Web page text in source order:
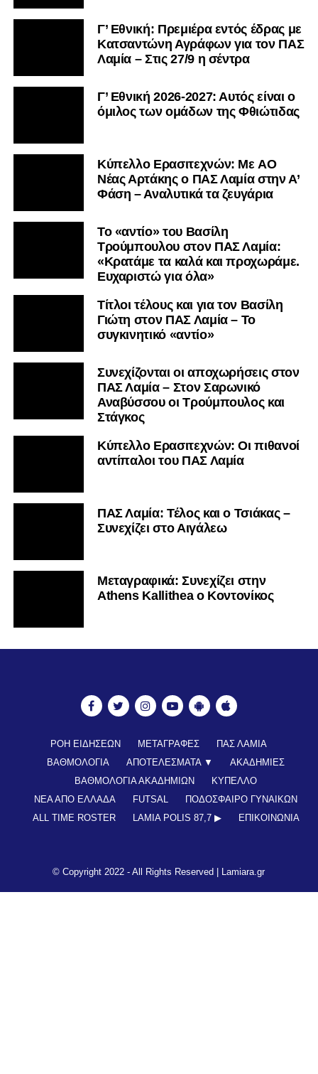
Γ’ Εθνική: Πρεμιέρα εντός έδρας με
Κατσαντώνη Αγράφων για τον ΠΑΣ
Λαμία – Στις 27/9 η σέντρα
Γ’ Εθνική 2026-2027: Αυτός είναι ο
όμιλος των ομάδων της Φθιώτιδας
Kύπελλο Ερασιτεχνών: Με AO
Nέας Αρτάκης ο ΠΑΣ Λαμία στην Α’
Φάση – Αναλυτικά τα ζευγάρια
Το «αντίο» του Βασίλη
Τρούμπουλου στον ΠΑΣ Λαμία:
«Κρατάμε τα καλά και προχωράμε.
Ευχαριστώ για όλα»
Τίτλοι τέλους και για τον Βασίλη
Γιώτη στον ΠΑΣ Λαμία – Το
συγκινητικό «αντίο»
Συνεχίζονται οι αποχωρήσεις στον
ΠΑΣ Λαμία – Στον Σαρωνικό
Αναβύσσου οι Τρούμπουλος και
Στάγκος
Κύπελλο Ερασιτεχνών: Οι πιθανοί
αντίπαλοι του ΠΑΣ Λαμία
ΠΑΣ Λαμία: Τέλος και ο Τσιάκας –
Συνεχίζει στο Αιγάλεω
Mεταγραφικά: Συνεχίζει στην
Athens Kallithea ο Κοντονίκος
ΡΟΗ ΕΙΔΗΣΕΩΝ ΜΕΤΑΓΡΑΦΕΣ
ΠΑΣ ΛΑΜΙΑ
ΒΑΘΜΟΛΟΓΙΑ
ΑΠΟΤΕΛΕΣΜΑΤΑ ▼
ΑΚΑΔΗΜΙΕΣ
ΒΑΘΜΟΛΟΓΙΑ ΑΚΑΔΗΜΙΩΝ
ΚΥΠΕΛΛΟ
ΝΕΑ ΑΠΟ ΕΛΛΑΔΑ
FUTSAL
ΠΟΔΟΣΦΑΙΡΟ ΓΥΝΑΙΚΩΝ
ALL TIME ROSTER
LAMIA POLIS 87,7 ▶︎ ΕΠΙΚΟΙΝΩΝΊΑ
© Copyright 2022 - All Rights Reserved | Lamiara.gr